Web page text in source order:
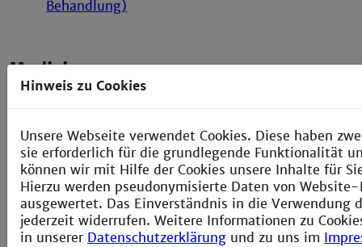
Behandlung)
Medizin
Hinweis zu Cookies
Unsere Webseite verwendet Cookies. Diese haben
sie erforderlich für die grundlegende Funktionalität
können wir mit Hilfe der Cookies unsere Inhalte für
Hierzu werden pseudonymisierte Daten von
ausgewertet. Das Einverständnis in die Verwendung
jederzeit widerrufen. Weitere Informationen zu
in unserer Datenschutzerklärung und zu uns im